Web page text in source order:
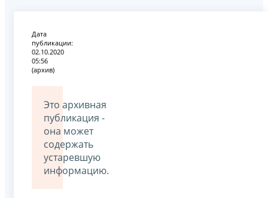
Дата
публикации:
02.10.2020
05:56
(архив)
Это архивная
публикация -
она может
содержать
устаревшую
информацию.